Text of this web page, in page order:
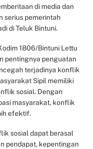
di media dan
serius pemerintah
di Teluk Bintuni.
1806/Bintuni Lettu
pentingnya penguatan
terjadinya konflik
Sipil memiliki
sosial. Dengan
masyarakat, konflik
efektif.
sosial dapat berasal
pendapat, kepentingan